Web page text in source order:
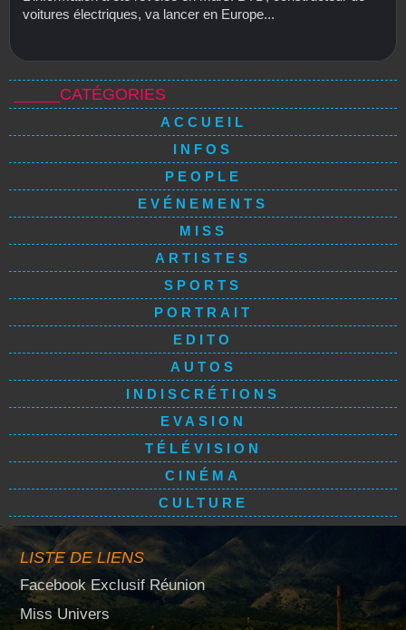
voitures électriques, va lancer en Europe...
_____CATÉGORIES
ACCUEIL
INFOS
PEOPLE
EVÉNEMENTS
MISS
ARTISTES
SPORTS
PORTRAIT
EDITO
AUTOS
INDISCRÉTIONS
EVASION
TÉLÉVISION
CINÉMA
CULTURE
LISTE DE LIENS
Facebook Exclusif Réunion
Miss Univers